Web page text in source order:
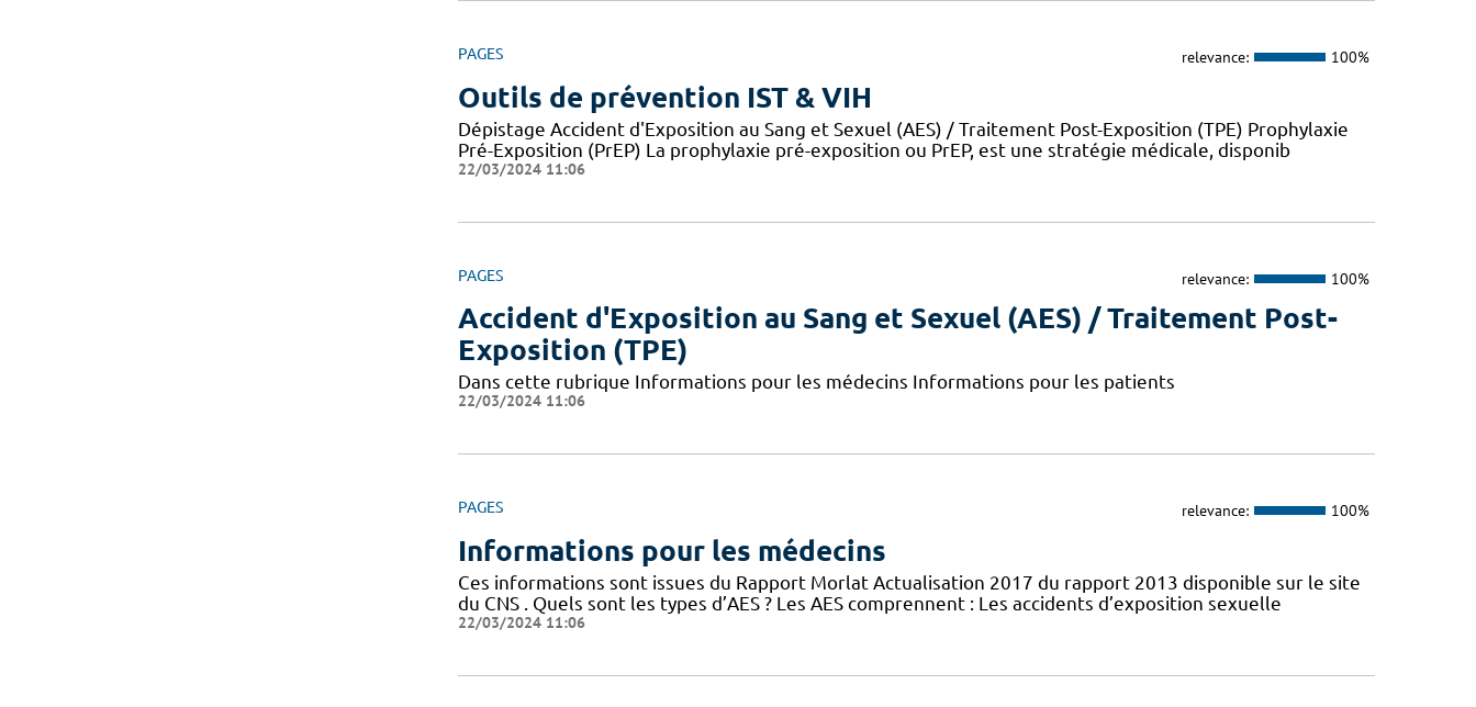
PAGES relevance: 100%
Outils de prévention IST & VIH
Dépistage Accident d'Exposition au Sang et Sexuel (AES) / Traitement Post-Exposition (TPE) Prophylaxie
Pré-Exposition (PrEP) La prophylaxie pré-exposition ou PrEP, est une stratégie médicale, disponib
22/03/2024 11:06
PAGES relevance: 100%
Accident d'Exposition au Sang et Sexuel (AES) / Traitement Post-
Exposition (TPE)
Dans cette rubrique Informations pour les médecins Informations pour les patients
22/03/2024 11:06
PAGES relevance: 100%
Informations pour les médecins
Ces informations sont issues du Rapport Morlat Actualisation 2017 du rapport 2013 disponible sur le site
du CNS . Quels sont les types d’AES ? Les AES comprennent : Les accidents d’exposition sexuelle
22/03/2024 11:06